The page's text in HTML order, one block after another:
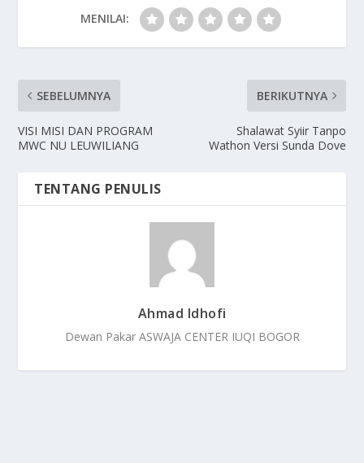
MENILAI:
SEBELUMNYA
VISI MISI DAN PROGRAM
MWC NU LEUWILIANG
BERIKUTNYA
Shalawat Syiir Tanpo
Wathon Versi Sunda Dove
TENTANG PENULIS
Ahmad Idhofi
Dewan Pakar ASWAJA CENTER IUQI BOGOR